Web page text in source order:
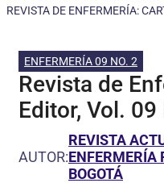
REVISTA DE ENFERMERÍA:
ENFERMERÍA 09 NO. 2
Revista de
Editor, Vol.
AUTOR:
REVISTA
ENFERMERÍA
BOGOTÁ